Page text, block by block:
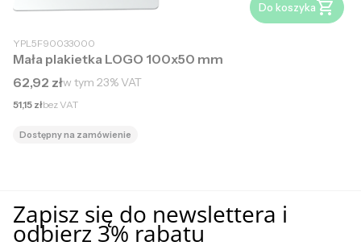
Do koszyka
YPL5F90033000
Mała plakietka LOGO 100x50 mm
Cena brutto
62,92 złw tym 23%VAT
Cena netto
51,15 złbez VAT
Dostępny na zamówienie
Zapisz się do newslettera i
odbierz 3% rabatu